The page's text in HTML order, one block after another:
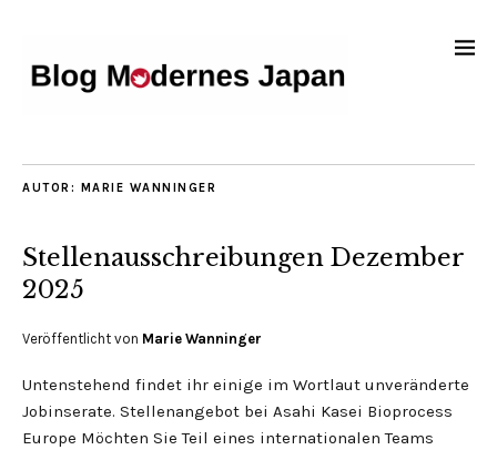
AUTOR: MARIE WANNINGER
Stellenausschreibungen Dezember
2025
Veröffentlicht von Marie Wanninger
Untenstehend findet ihr einige im Wortlaut unveränderte
Jobinserate. Stellenangebot bei Asahi Kasei Bioprocess
Europe Möchten Sie Teil eines internationalen Teams